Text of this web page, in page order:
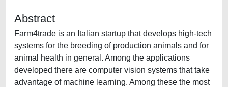
Abstract
Farm4trade is an Italian startup that develops high-tech
systems for the breeding of production animals and for
animal health in general. Among the applications
developed there are computer vision systems that take
advantage of machine learning. Among these the most